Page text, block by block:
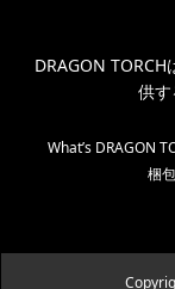
DRAGON
供す
What’s DRAGON
梱